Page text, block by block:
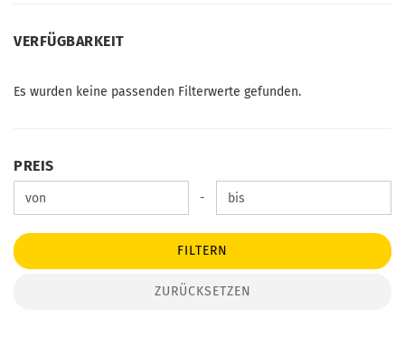
VERFÜGBARKEIT
VERFÜGBARKEIT
Es wurden keine passenden Filterwerte gefunden.
PREIS
PREIS
Preis bis -
FILTERN
ZURÜCKSETZEN